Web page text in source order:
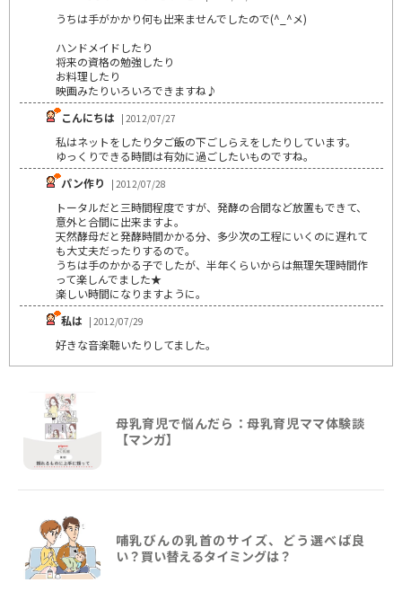
うちは手がかかり何も出来ませんでしたので(^_^メ)
ハンドメイドしたり
将来の資格の勉強したり
お料理したり
映画みたりいろいろできますね♪
こんにちは | 2012/07/27
私はネットをしたり夕ご飯の下ごしらえをしたりしています。
ゆっくりできる時間は有効に過ごしたいものですね。
パン作り
| 2012/07/28
トータルだと三時間程度ですが、発酵の合間など放置もできて、
意外と合間に出来ますよ。
天然酵母だと発酵時間かかる分、多少次の工程にいくのに遅れて
も大丈夫だったりするので。
うちは手のかかる子でしたが、半年くらいからは無理矢理時間作
って楽しんでました★
楽しい時間になりますように。
私は | 2012/07/29
好きな音楽聴いたりしてました。
母乳育児で悩んだら：母乳育児ママ体験談
【マンガ】
哺乳びんの乳首のサイズ、どう選べば良
い？買い替えるタイミングは？